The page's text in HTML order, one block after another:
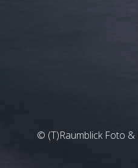
© (T)Raumblick Foto